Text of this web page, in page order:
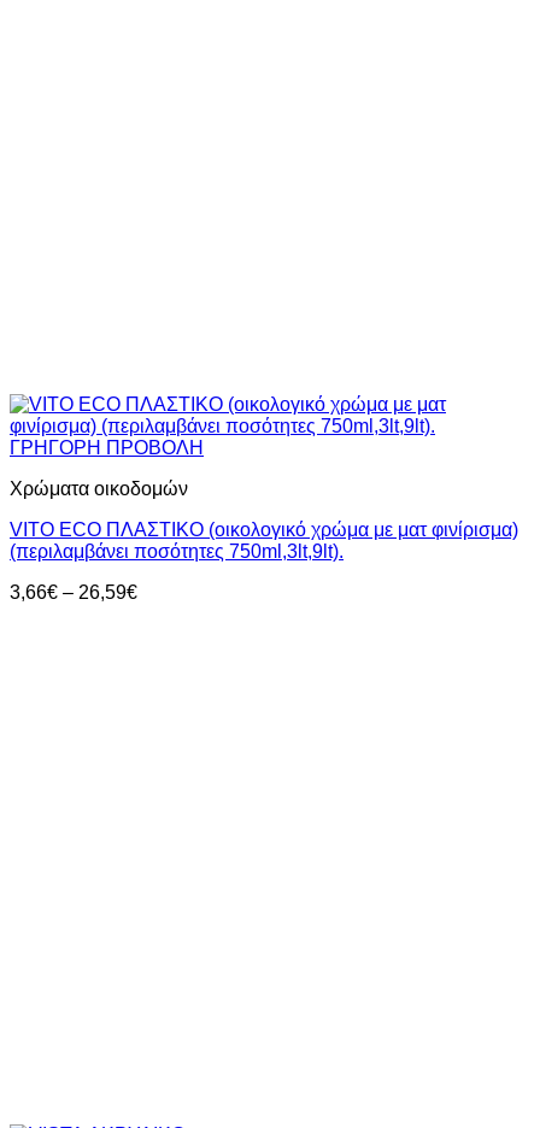
ΓΡΗΓΟΡΗ ΠΡΟΒΟΛΗ
Χρώματα οικοδομών
VITO ECO ΠΛΑΣΤΙΚΟ (οικολογικό χρώμα με ματ φινίρισμα)
(περιλαμβάνει ποσότητες 750ml,3lt,9lt).
3,66€ – 26,59€Price